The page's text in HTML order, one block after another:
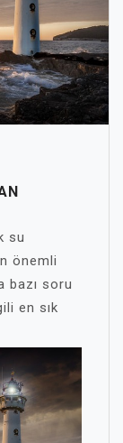
su
önemli
bazı soru
en sık